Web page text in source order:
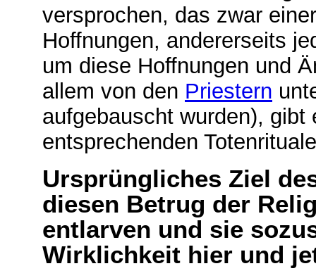
versprochen, das zwar
Hoffnungen, andererseits
um diese Hoffnungen und
allem von den Priestern
aufgebauscht wurden),
entsprechenden
Ursprüngliches Ziel
diesen Betrug der
entlarven und sie
Wirklichkeit hier und